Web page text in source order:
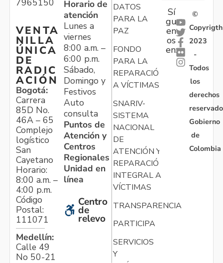
7965150
VENTA
NILLA
ÚNICA
DE
RADIC
ACIÓN
Bogotá:
Carrera
85D No.
46A – 65
Complejo
logístico
San
Cayetano
Horario:
8:00 a.m. –
4:00 p.m.
Código
Postal:
111071
Medellín:
Calle 49
No 50-21
Horario de
atención
Lunes a
viernes
8:00 a.m. –
6:00 p.m.
Sábado,
Domingo y
Festivos
Auto
consulta
Puntos de
Atención y
Centros
Regionales
Unidad en
línea
Centro
de
relevo
DATOS
PARA LA
PAZ
FONDO
PARA LA
REPARACIÓN
A VÍCTIMAS
SNARIV-
SISTEMA
NACIONAL
DE
ATENCIÓN Y
REPARACIÓN
INTEGRAL A
VÍCTIMAS
TRANSPARENCIA
PARTICIPA
SERVICIOS
Y
Sí
gu
en
os
en:
©
Copyrigth
2023
-
Todos
los
derechos
Gobierno
de
Colombia